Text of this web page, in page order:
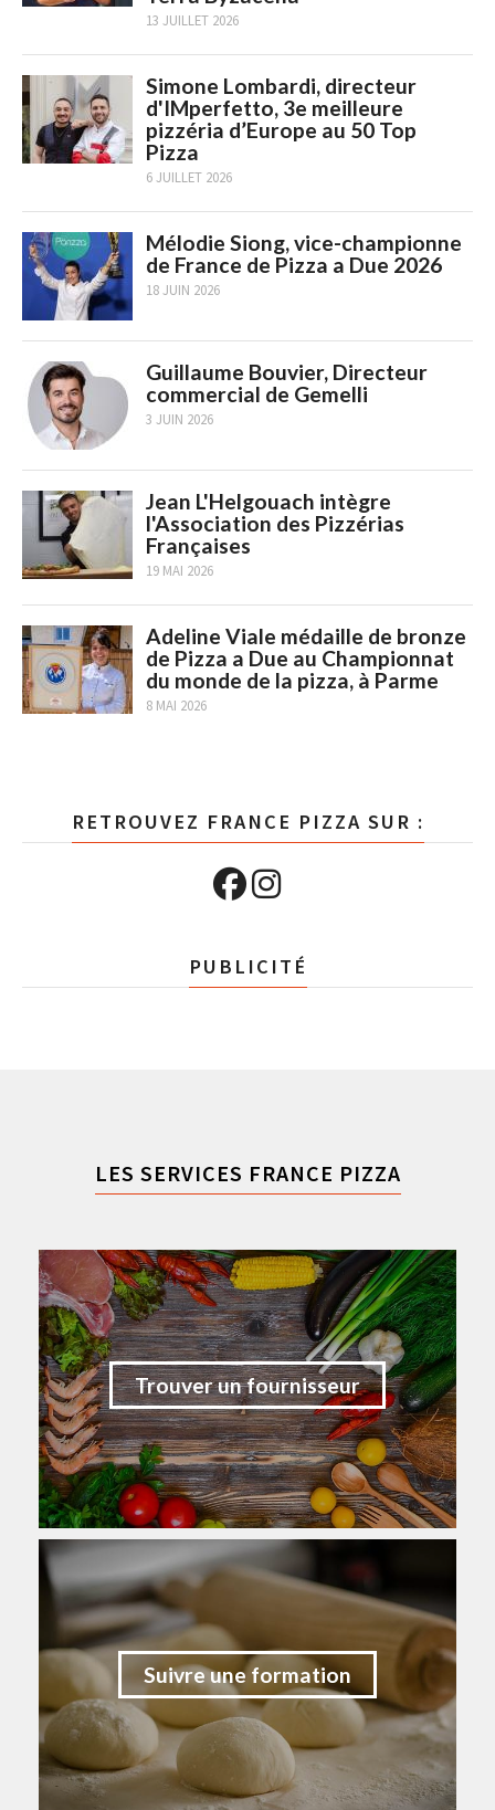
13 JUILLET 2026
Simone Lombardi, directeur
d'IMperfetto, 3e meilleure
pizzéria d’Europe au 50 Top
Pizza
6 JUILLET 2026
Mélodie Siong, vice-championne
de France de Pizza a Due 2026
18 JUIN 2026
Guillaume Bouvier, Directeur
commercial de Gemelli
3 JUIN 2026
Jean L'Helgouach intègre
l'Association des Pizzérias
Françaises
19 MAI 2026
Adeline Viale médaille de bronze
de Pizza a Due au Championnat
du monde de la pizza, à Parme
8 MAI 2026
RETROUVEZ FRANCE PIZZA SUR :
PUBLICITÉ
LES SERVICES FRANCE PIZZA
Trouver un fournisseur
Suivre une formation